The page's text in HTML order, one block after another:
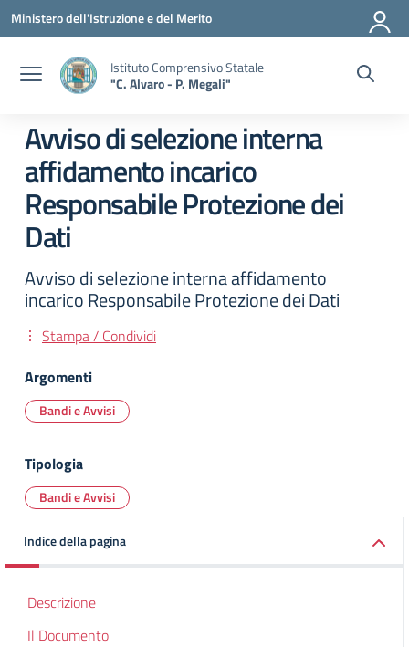
Vai ai contenuti
Vai al menu di navigazione
Vai al footer
Ministero dell'Istruzione e del Merito
Istituto Comprensivo Statale
"C. Alvaro - P. Megali"
Avviso di selezione interna
affidamento incarico
Responsabile Protezione dei
Dati
Avviso di selezione interna affidamento
incarico Responsabile Protezione dei Dati
Stampa / Condividi
Argomenti
Bandi e Avvisi
Tipologia
Bandi e Avvisi
Indice della pagina
Descrizione
Il Documento